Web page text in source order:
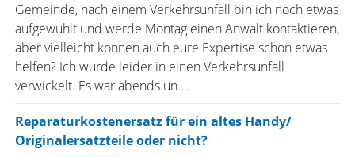
Gemeinde, nach einem Verkehrsunfall bin ich noch etwas
aufgewühlt und werde Montag einen Anwalt kontaktieren,
aber vielleicht können auch eure Expertise schon etwas
helfen? Ich wurde leider in einen Verkehrsunfall
verwickelt. Es war abends un ...
Reparaturkostenersatz für ein altes Handy/
Originalersatzteile oder nicht?